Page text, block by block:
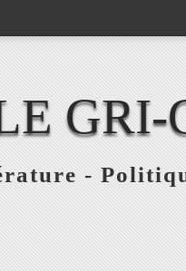
GRI-
-